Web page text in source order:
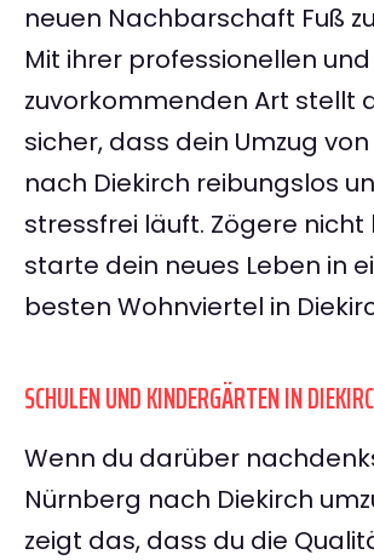
neuen Nachbarschaft Fuß
Mit ihrer professionellen und
zuvorkommenden Art stellt
sicher, dass dein Umzug
nach Diekirch reibungslos
stressfrei läuft. Zögere nicht
starte dein neues Leben in
besten Wohnviertel in
SCHULEN UND KINDERGÄRTEN IN
Wenn du darüber
Nürnberg nach Diekirch
zeigt das, dass du die